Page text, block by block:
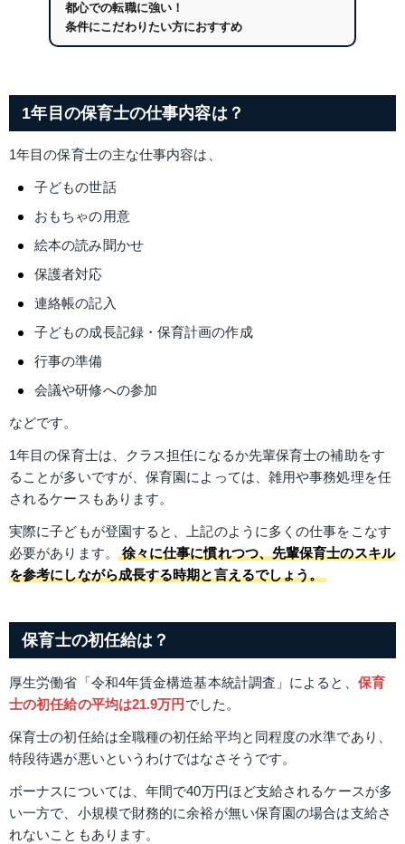
都心での転職に強い！
条件にこだわりたい方におすすめ
1年目の保育士の仕事内容は？
1年目の保育士の主な仕事内容は、
子どもの世話
おもちゃの用意
絵本の読み聞かせ
保護者対応
連絡帳の記入
子どもの成長記録・保育計画の作成
行事の準備
会議や研修への参加
などです。
1年目の保育士は、クラス担任になるか先輩保育士の補助をす
ることが多いです​が、保育園によっては、雑用や事務処理を任
されるケースもあります。
実際に子どもが登園すると、上記のように多くの仕事をこなす
必要があります。
徐々に仕事に慣れつつ、先輩保育士のスキル
を参考にしながら成長する時期と言えるでしょう。
保育士の初任給は？
厚生労働省「令和4年賃金構造基本統計調査」によると、 保育
士の初任給の平均は21.9万円 でした。
保育士の初任給は全職種の初任給平均と同程度の水準であり、
特段待遇が悪いというわけではなさそうです。
ボーナスについては、年間で40万円ほど支給されるケースが多
い一方で、小規模で財務的に余裕が無い保育園の場合は支給さ
れないこともあります。